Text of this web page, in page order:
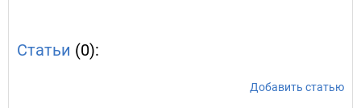
Статьи (0):
Добавить статью